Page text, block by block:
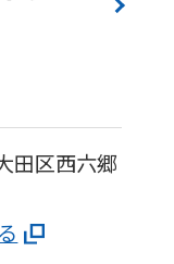
田区西六郷